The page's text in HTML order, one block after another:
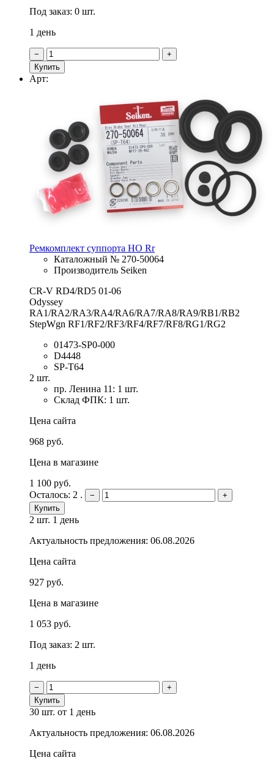
Под заказ: 0 шт.
1 день
−
+
Купить
Арт:
Ремкомплект суппорта HO Rr
Каталожный № 270-50064
Производитель Seiken
CR-V RD4/RD5 01-06
Odyssey
RA1/RA2/RA3/RA4/RA6/RA7/RA8/RA9/RB1/RB2
StepWgn RF1/RF2/RF3/RF4/RF7/RF8/RG1/RG2
01473-SP0-000
D4448
SP-T64
2 шт.
пр. Ленина 11: 1 шт.
Склад ФПК: 1 шт.
Цена сайта
968 руб.
Цена в магазине
1 100 руб.
Осталось: 2 .
−
+
Купить
2 шт. 1 день
Актуальность предложения: 06.08.2026
Цена сайта
927 руб.
Цена в магазине
1 053 руб.
Под заказ: 2 шт.
1 день
−
+
Купить
30 шт. от 1 день
Актуальность предложения: 06.08.2026
Цена сайта